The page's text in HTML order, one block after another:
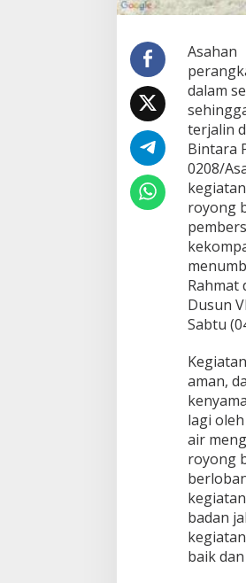
D
i
l
k
u
k
a
n
P
e
r
s
o
e
l
K
r
m
i
l
1
4
/
B
P
M
K
o
d
Asahan
dalam
terjalin
Bintara
0208/
royong
Rahmat
Dusun
Sabtu
aman,
lagi
air
royong
badan
baik